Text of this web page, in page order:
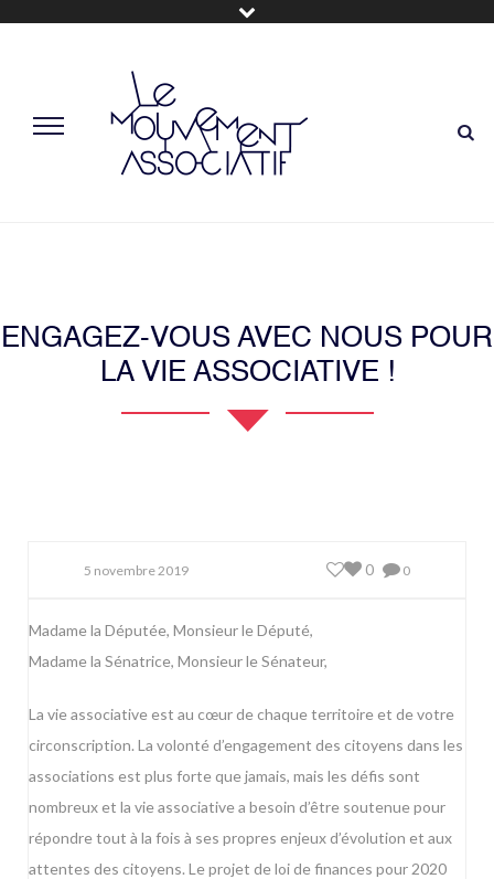
ENGAGEZ-VOUS AVEC NOUS POUR
LA VIE ASSOCIATIVE !
5 novembre 2019 0
0
Madame la Députée, Monsieur le Député,
Madame la Sénatrice, Monsieur le Sénateur,
La vie associative est au cœur de chaque territoire et de votre
circonscription. La volonté d’engagement des citoyens dans les
associations est plus forte que jamais, mais les défis sont
nombreux et la vie associative a besoin d’être soutenue pour
répondre tout à la fois à ses propres enjeux d’évolution et aux
attentes des citoyens. Le projet de loi de finances pour 2020